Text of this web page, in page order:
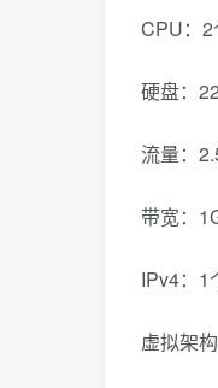
CPU：2
硬盘：
流量：
带宽：
IPv4：1
虚拟架